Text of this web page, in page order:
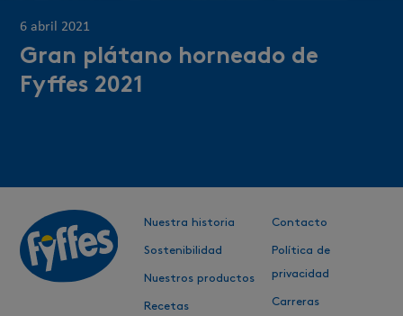
6 abril 2021
Gran plátano horneado de
Fyffes 2021
Nuestra historia
Sostenibilidad
Nuestros productos
Recetas
Contacto
Política de
privacidad
Carreras